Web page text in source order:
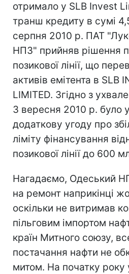
отримало у SLB Invest
транш кредиту в сумі
серпня 2010 р. ПАТ
НПЗ" прийняв рішення
позикової лінії, що
активів емітента в SLB
LIMITED. Згідно з
3 вересня 2010 р. було
додаткову угоду про
ліміту фінансування
позикової лінії до 600
Нагадаємо, Одеський
на ремонт наприкінці
оскільки не витримав
пільговим імпортом
країн Митного союзу,
постачання нафти не
митом. На початку року